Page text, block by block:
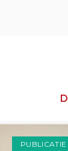
PUBLICATIE